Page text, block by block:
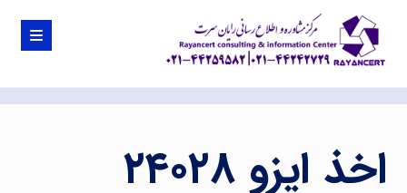
اخذ ایزو ۲۴۰۲۸